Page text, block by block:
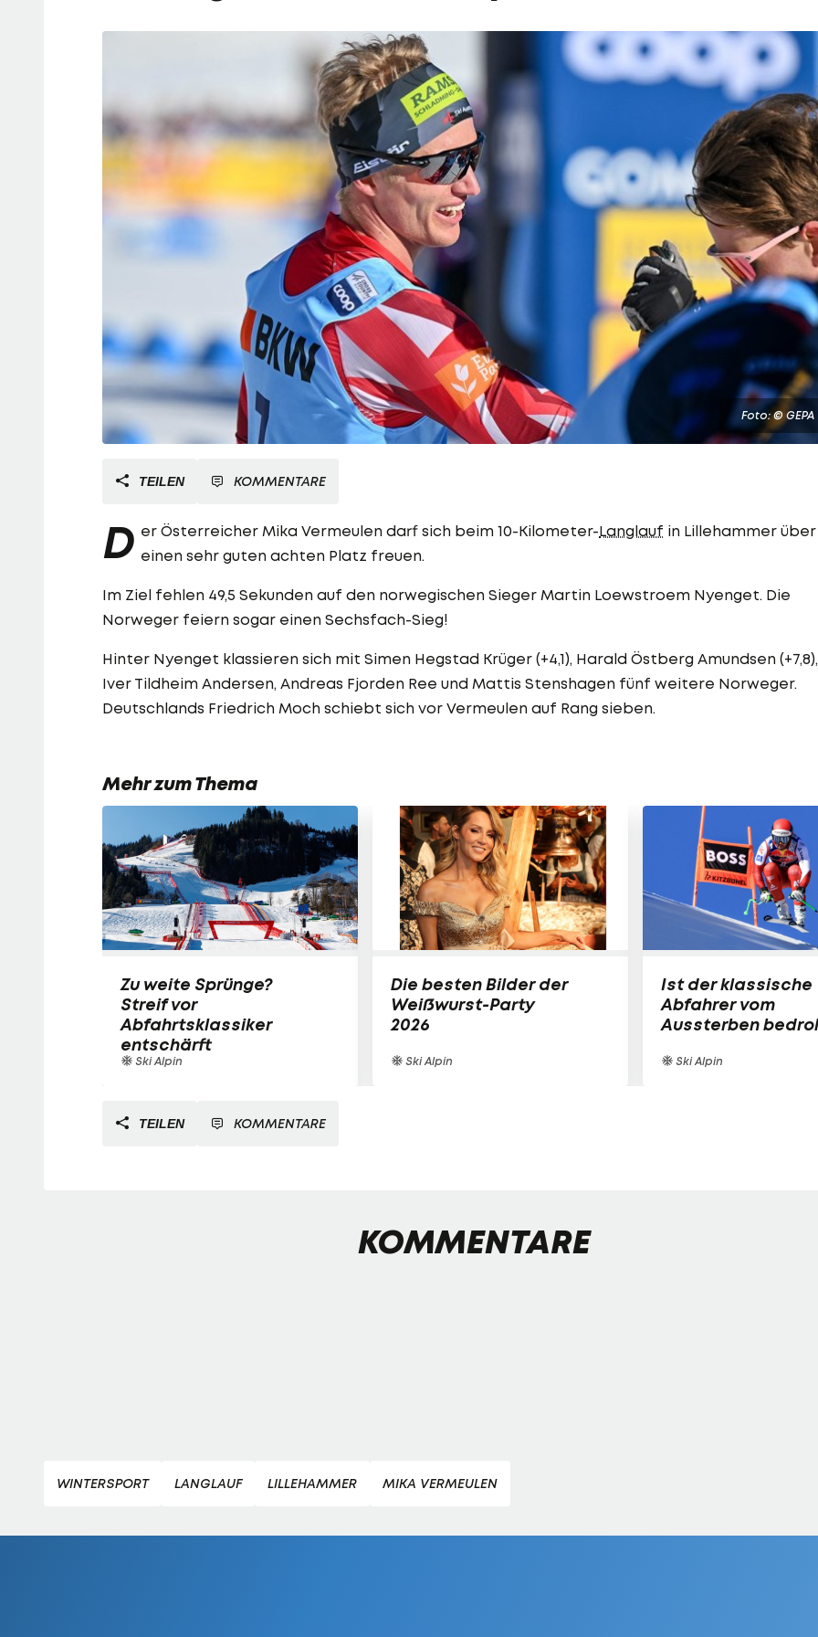
Foto: © GEPA
TEILEN KOMMENTARE
D er Österreicher Mika Vermeulen darf sich beim 10-Kilometer-Langlauf in Lillehammer über
einen sehr guten achten Platz freuen.
Im Ziel fehlen 49,5 Sekunden auf den norwegischen Sieger Martin Loewstroem Nyenget. Die
Norweger feiern sogar einen Sechsfach-Sieg!
Hinter Nyenget klassieren sich mit Simen Hegstad Krüger (+4,1), Harald Östberg Amundsen (+7,8),
Iver Tildheim Andersen, Andreas Fjorden Ree und Mattis Stenshagen fünf weitere Norweger.
Deutschlands Friedrich Moch schiebt sich vor Vermeulen auf Rang sieben.
Mehr zum Thema
Zu weite Sprünge?
Streif vor
Abfahrtsklassiker
entschärft
Ski Alpin
Die besten Bilder der
Weißwurst-Party
2026
Ski Alpin
Ist der klassische
Abfahrer vom
Aussterben
Ski Alpin
TEILEN KOMMENTARE
KOMMENTARE
WINTERSPORT LANGLAUF LILLEHAMMER MIKA VERMEULEN